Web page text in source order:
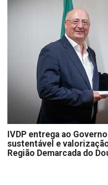
IVDP entrega ao
sustentável e
Região Demarcada do